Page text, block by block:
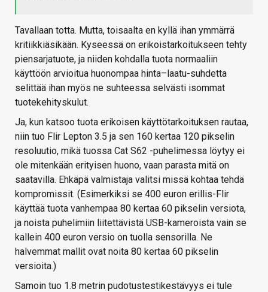
Tavallaan totta. Mutta, toisaalta en kyllä ihan ymmärrä
kritiikkiäsikään. Kyseessä on erikoistarkoitukseen tehty
piensarjatuote, ja niiden kohdalla tuota normaaliin
käyttöön arvioitua huonompaa hinta–laatu-suhdetta
selittää ihan myös ne suhteessa selvästi isommat
tuotekehityskulut.
Ja, kun katsoo tuota erikoisen käyttötarkoituksen rautaa,
niin tuo Flir Lepton 3.5 ja sen 160 kertaa 120 pikselin
resoluutio, mikä tuossa Cat S62 -puhelimessa löytyy ei
ole mitenkään erityisen huono, vaan parasta mitä on
saatavilla. Ehkäpä valmistaja valitsi missä kohtaa tehdä
kompromissit. (Esimerkiksi se 400 euron erillis-Flir
käyttää tuota vanhempaa 80 kertaa 60 pikselin versiota,
ja noista puhelimiin liitettävistä USB-kameroista vain se
kallein 400 euron versio on tuolla sensorilla. Ne
halvemmat mallit ovat noita 80 kertaa 60 pikselin
versioita.)
Samoin tuo 1.8 metrin pudotustestikestävyys ei tule